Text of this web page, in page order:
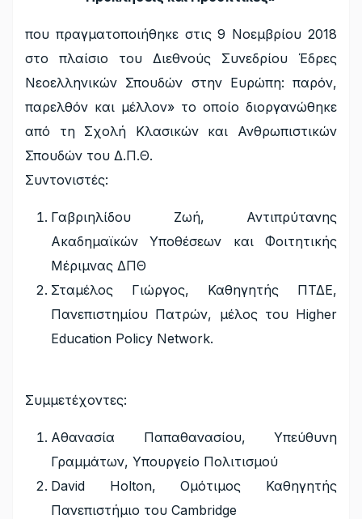
που πραγματοποιήθηκε στις 9 Νοεμβρίου 2018
στο πλαίσιο του Διεθνούς Συνεδρίου Έδρες
Νεοελληνικών Σπουδών στην Ευρώπη: παρόν,
παρελθόν και μέλλον» το οποίο διοργανώθηκε
από τη Σχολή Κλασικών και Ανθρωπιστικών
Σπουδών του Δ.Π.Θ.
Συντονιστές:
Γαβριηλίδου Ζωή, Αντιπρύτανης
Ακαδημαϊκών Υποθέσεων και Φοιτητικής
Μέριμνας ΔΠΘ
Σταμέλος Γιώργος, Καθηγητής ΠΤΔΕ,
Πανεπιστημίου Πατρών, μέλος του Higher
Education Policy Network.
Συμμετέχοντες:
Αθανασία Παπαθανασίου, Υπεύθυνη
Γραμμάτων, Υπουργείο Πολιτισμού
David Holton, Ομότιμος Καθηγητής
Πανεπιστήμιο του Cambridge